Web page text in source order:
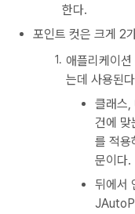
한다.
포인트 컷은 크게 2
애플리케이션
는데 사용된
클래스,
건에 맞
를 적용
문이다.
뒤에서